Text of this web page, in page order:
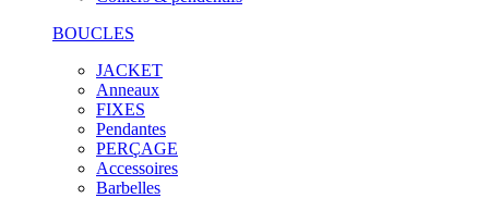
BOUCLES
JACKET
Anneaux
FIXES
Pendantes
PERÇAGE
Accessoires
Barbelles